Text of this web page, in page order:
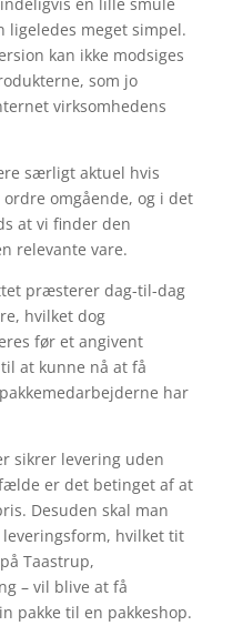
ligeledes meget simpel.
kan ikke modsiges
som jo
virksomhedens
særligt aktuel hvis
omgående, og i det
at vi finder den
relevante vare.
præsterer dag-til-dag
hvilket dog
før et angivent
at kunne nå at få
har
sikrer levering uden
er det betinget af at
Desuden skal man
hvilket tit
Taastrup,
– vil blive at få
pakke til en pakkeshop.